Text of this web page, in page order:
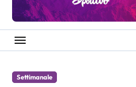
Settimanale